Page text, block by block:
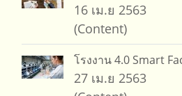
16 เม.ย 2563
(Content)
โรงงาน 4.0 Smart
27 เม.ย 2563